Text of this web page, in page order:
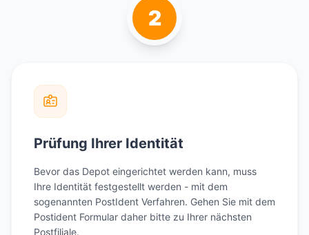
2
Prüfung Ihrer Identität
Bevor das Depot eingerichtet werden kann, muss
Ihre Identität festgestellt werden - mit dem
sogenannten PostIdent Verfahren. Gehen Sie mit dem
Postident Formular daher bitte zu Ihrer nächsten
Postfiliale.